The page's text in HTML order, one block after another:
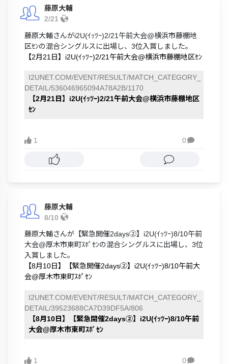
藤原大輔
2/21
藤原大輔さんがi2U(ｲｯﾂｰ)2/21午前大会@横浜市藤棚地
区ｾﾝの混合シングルスに出場し、3位入賞しました。
【2月21日】i2U(ｲｯﾂｰ)2/21午前大会@横浜市藤棚地区ｾﾝ
I2UNET.COM/EVENT/RESULT/MATCH_CATEGORY_
DETAIL/536046965094A78A2B/1170
【2月21日】i2U(ｲｯﾂｰ)2/21午前大会@横浜市藤棚地区
ｾﾝ
1 0
藤原大輔
8/10
藤原大輔さんが【緊急開催2days②】i2U(ｲｯﾂｰ)8/10午前
大会@厚木市東町ｽﾎﾟｾﾝの混合シングルスに出場し、3位
入賞しました。
【8月10日】【緊急開催2days②】i2U(ｲｯﾂｰ)8/10午前大
会@厚木市東町ｽﾎﾟｾﾝ
I2UNET.COM/EVENT/RESULT/MATCH_CATEGORY_
DETAIL/39523688CA7D39DF5A/806
【8月10日】【緊急開催2days②】i2U(ｲｯﾂｰ)8/10午前
大会@厚木市東町ｽﾎﾟｾﾝ
1 0